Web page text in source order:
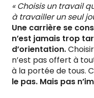
« Choisis un travail
à travailler un seul
Une carrière se
n’est jamais trop
d’orientation.
n’est pas offert à
à la portée de tous.
le pas. Mais pas